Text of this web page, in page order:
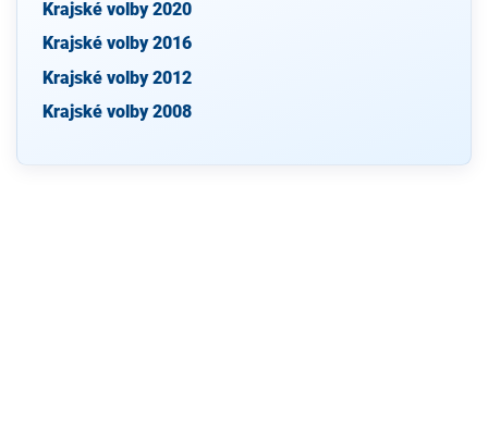
Krajské volby 2020
Krajské volby 2016
Krajské volby 2012
Krajské volby 2008